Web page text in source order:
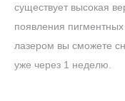
существует высокая
появления
лазером вы сможете
уже через 1 неделю.